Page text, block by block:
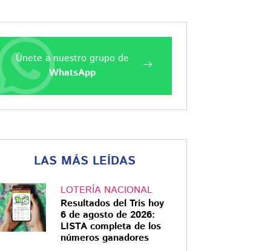
Únete a nuestro grupo de
WhatsApp
LAS MÁS LEÍDAS
LOTERÍA NACIONAL
Resultados del Tris hoy
6 de agosto de 2026:
LISTA completa de los
números ganadores